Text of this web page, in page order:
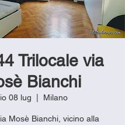
Trilocale via
Bianchi
08 lug Milano
Mosè Bianchi, vicino alla